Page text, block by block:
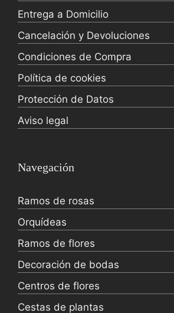
Entrega a Domicilio
Cancelación y Devoluciones
Condiciones de Compra
Política de cookies
Protección de Datos
Aviso legal
Navegación
Ramos de rosas
Orquídeas
Ramos de flores
Decoración de bodas
Centros de flores
Cestas de plantas